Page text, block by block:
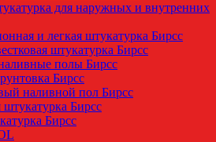
для наружных и внутренних
и легкая штукатурка Бирсс
штукатурка Бирсс
полы Бирсс
Бирсс
наливной пол Бирсс
штукатурка Бирсс
Бирсс